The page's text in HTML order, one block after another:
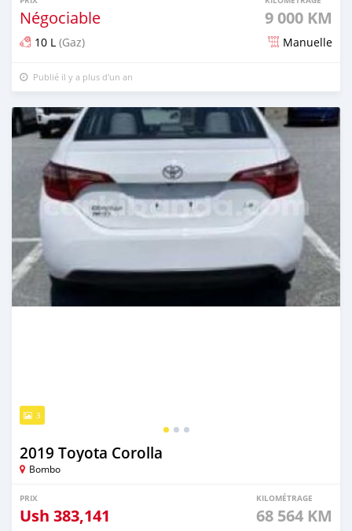
Négociable 9 000 KM
10 L (Gaz) Manuelle
Publié il y a plus d'un an
3
2019 Toyota Corolla
Bombo
PRIX
Ush 383,141
KILOMÉTRAGE
68 564 KM